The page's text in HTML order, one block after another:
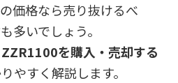
価格なら売り抜けるべ
多いでしょう。
ZZR1100を購入・売却する
やすく解説します。